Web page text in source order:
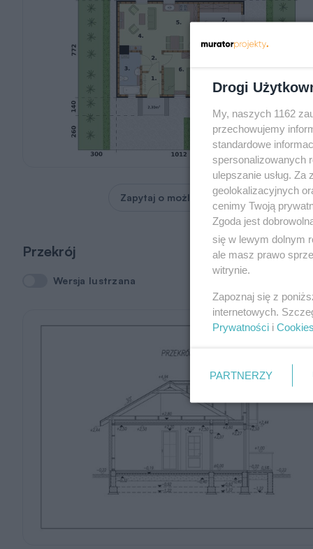
Zapytaj o możliwość zmian
Przekrój
Wersja lustrzana
Wersja lustrzana
Drogi
My, naszych 1162
przechowujemy
standardowe
spersonalizowanych
ulepszanie usług.
geolokalizacyjnych
cenimy Twoją
Zgoda jest
się w lewym dolnym
ale masz prawo
witrynie.
Zapoznaj się z
internetowych.
Prywatności i Cookies
PARTNERZY